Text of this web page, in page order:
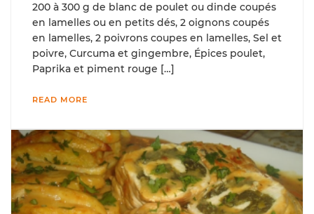
200 à 300 g de blanc de poulet ou dinde coupés
en lamelles ou en petits dés, 2 oignons coupés
en lamelles, 2 poivrons coupes en lamelles, Sel et
poivre, Curcuma et gingembre, Épices poulet,
Paprika et piment rouge […]
READ MORE